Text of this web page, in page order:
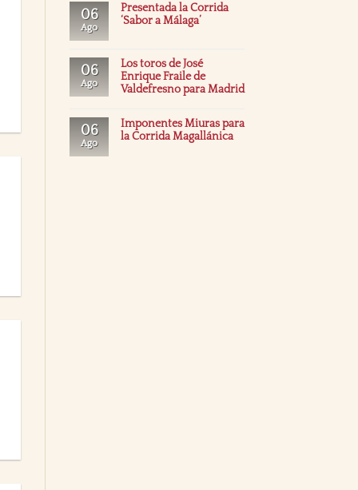
06
Ago
Presentada la Corrida
‘Sabor a Málaga’
06
Ago
Los toros de José
Enrique Fraile de
Valdefresno para Madrid
06
Ago
Imponentes Miuras para
la Corrida Magallánica